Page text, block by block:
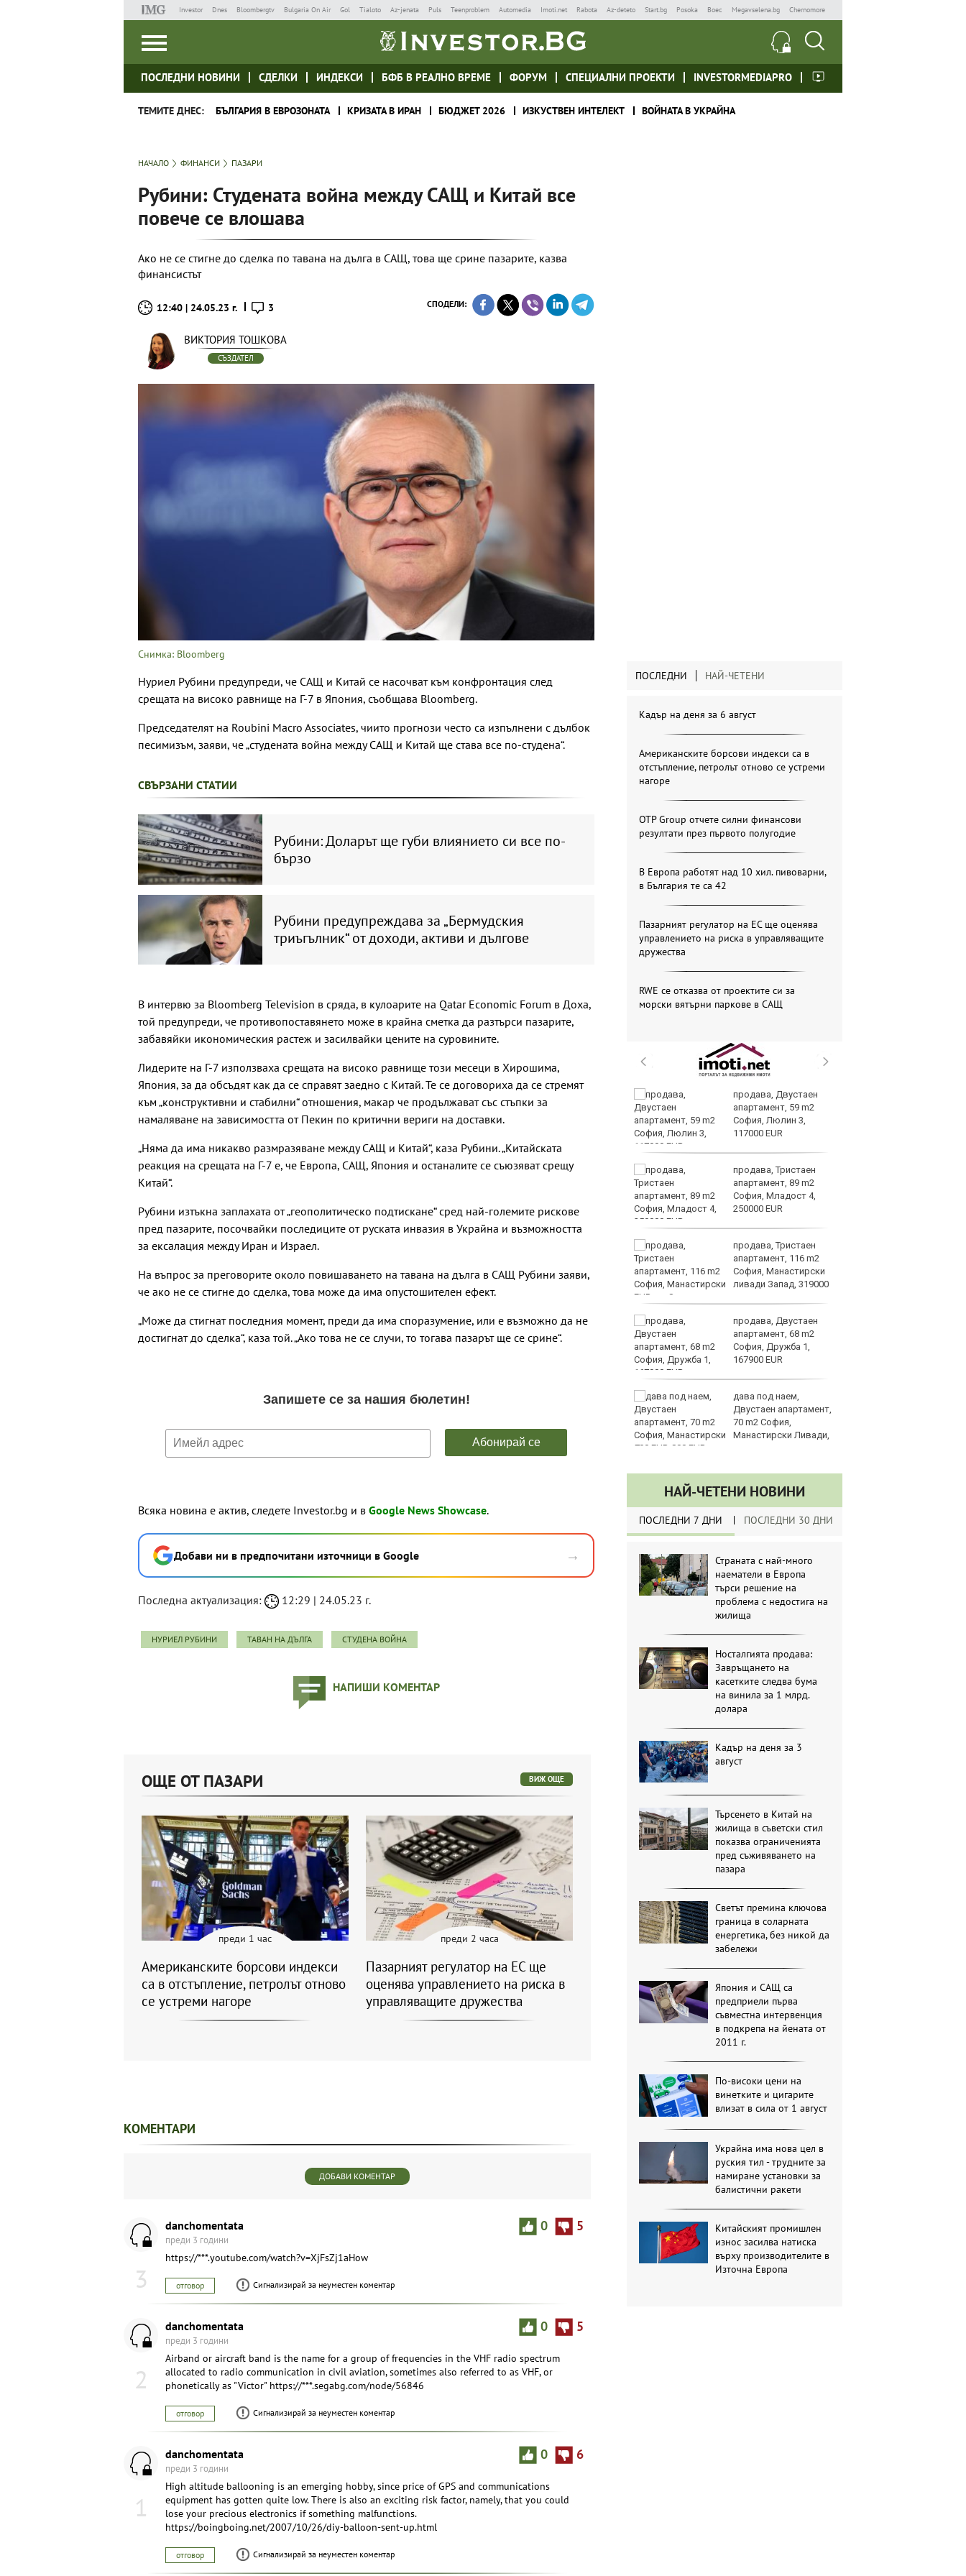
Investor Dnes Bloombergtv Bulgaria On Air Gol Tialoto Az-jenata Puls Teenproblem Automedia Imoti.net Rabota Az-deteto Start.bg Posoka Boec Megavselena.bg Chernomore
ПОСЛЕДНИ НОВИНИ СДЕЛКИ ИНДЕКСИ БФБ В РЕАЛНО ВРЕМЕ ФОРУМ СПЕЦИАЛНИ ПРОЕКТИ INVESTORMEDIAPRO
ТЕМИТЕ ДНЕС: БЪЛГАРИЯ В ЕВРОЗОНАТА КРИЗАТА В ИРАН БЮДЖЕТ 2026 ИЗКУСТВЕН ИНТЕЛЕКТ ВОЙНАТА В УКРАЙНА
НАЧАЛО ФИНАНСИ ПАЗАРИ
Рубини: Студената война между САЩ и Китай все
повече се влошава
Ако не се стигне до сделка по тавана на дълга в САЩ, това ще срине пазарите, казва
финансистът
12:40 | 24.05.23 г. 3 СПОДЕЛИ:
ВИКТОРИЯ ТОШКОВА
СЪЗДАТЕЛ
Снимка: Bloomberg
Нуриел Рубини предупреди, че САЩ и Китай се насочват към конфронтация след
срещата на високо равнище на Г-7 в Япония, съобщава Bloomberg.
Председателят на Roubini Macro Associates, чиито прогнози често са изпълнени с дълбок
песимизъм, заяви, че „студената война между САЩ и Китай ще става все по-студена“.
СВЪРЗАНИ СТАТИИ
Рубини: Доларът ще губи влиянието си все по-
бързо
Рубини предупреждава за „Бермудския
триъгълник“ от доходи, активи и дългове
В интервю за Bloomberg Television в сряда, в кулоарите на Qatar Economic Forum в Доха,
той предупреди, че противопоставянето може в крайна сметка да разтърси пазарите,
забавяйки икономическия растеж и засилвайки цените на суровините.
Лидерите на Г-7 използваха срещата на високо равнище този месеци в Хирошима,
Япония, за да обсъдят как да се справят заедно с Китай. Те се договориха да се стремят
към „конструктивни и стабилни“ отношения, макар че продължават със стъпки за
намаляване на зависимостта от Пекин по критични вериги на доставки.
„Няма да има никакво размразяване между САЩ и Китай“, каза Рубини. „Китайската
реакция на срещата на Г-7 е, че Европа, САЩ, Япония и останалите се съюзяват срещу
Китай“.
Рубини изтъкна заплахата от „геополитическо подтискане“ сред най-големите рискове
пред пазарите, посочвайки последиците от руската инвазия в Украйна и възможността
за ексалация между Иран и Израел.
На въпрос за преговорите около повишаването на тавана на дълга в САЩ Рубини заяви,
че ако не се стигне до сделка, това може да има опустошителен ефект.
„Може да стигнат последния момент, преди да има споразумение, или е възможно да не
достигнат до сделка“, каза той. „Ако това не се случи, то тогава пазарът ще се срине“.
Всяка новина е актив, следете Investor.bg и в Google News Showcase.
Добави ни в предпочитани източници в Google →
Последна актуализация: 12:29 | 24.05.23 г.
НУРИЕЛ РУБИНИ ТАВАН НА ДЪЛГА СТУДЕНА ВОЙНА
НАПИШИ КОМЕНТАР
ПОСЛЕДНИ НАЙ-ЧЕТЕНИ
Кадър на деня за 6 август
Американските борсови индекси са в
отстъпление, петролът отново се устреми
нагоре
OTP Group отчете силни финансови
резултати през първото полугодие
В Европа работят над 10 хил. пивоварни,
в България те са 42
Пазарният регулатор на ЕС ще оценява
управлението на риска в управляващите
дружества
RWE се отказва от проектите си за
морски вятърни паркове в САЩ
Винисиус Жуниор
преподписа с Реал
ЦСКА удари с 3:0
медицината
Златото стигна до
4295 долара за унция
продава, Двустаен
апартамент, 59 m2
София, Люлин 3,
117000 EUR
продава, Тристаен
апартамент, 89 m2
София, Младост 4,
250000 EUR
продава, Тристаен
апартамент, 116 m2
София, Манастирски
ливади Запад, 319000
EUR
продава, Двустаен
апартамент, 68 m2
София, Дружба 1,
167900 EUR
дава под наем,
Двустаен апартамент,
70 m2 София,
Манастирски Ливади,
800 EUR
НАЙ-ЧЕТЕНИ НОВИНИ
ПОСЛЕДНИ 7 ДНИ ПОСЛЕДНИ 30 ДНИ
Страната с най-много
наематели в Европа
търси решение на
проблема с недостига на
жилища
Носталгията продава:
Завръщането на
касетките следва бума
на винила за 1 млрд.
долара
Кадър на деня за 3
август
Търсенето в Китай на
жилища в съветски стил
показва ограниченията
пред съживяването на
пазара
Светът премина ключова
граница в соларната
енергетика, без никой да
забележи
Япония и САЩ са
предприели първа
съвместна интервенция
в подкрепа на йената от
2011 г.
По-високи цени на
винетките и цигарите
влизат в сила от 1 август
Украйна има нова цел в
руския тил - трудните за
намиране установки за
балистични ракети
Китайският промишлен
износ засилва натиска
върху производителите в
Източна Европа
ОЩЕ ОТ ПАЗАРИ ВИЖ ОЩЕ
преди 1 час
Американските борсови индекси
са в отстъпление, петролът отново
се устреми нагоре
преди 2 часа
Пазарният регулатор на ЕС ще
оценява управлението на риска в
управляващите дружества
КОМЕНТАРИ
ДОБАВИ КОМЕНТАР
3
0 5
danchomentata
преди 3 години
https://***.youtube.com/watch?v=XjFsZj1aHow
отговор Сигнализирай за неуместен коментар
2
0 5
danchomentata
преди 3 години
Airband or aircraft band is the name for a group of frequencies in the VHF radio spectrum
allocated to radio communication in civil aviation, sometimes also referred to as VHF, or
phonetically as "Victor" https://***.segabg.com/node/56846
отговор Сигнализирай за неуместен коментар
1
0 6
danchomentata
преди 3 години
High altitude ballooning is an emerging hobby, since price of GPS and communications
equipment has gotten quite low. There is also an exciting risk factor, namely, that you could
lose your precious electronics if something malfunctions.
https://boingboing.net/2007/10/26/diy-balloon-sent-up.html
отговор Сигнализирай за неуместен коментар